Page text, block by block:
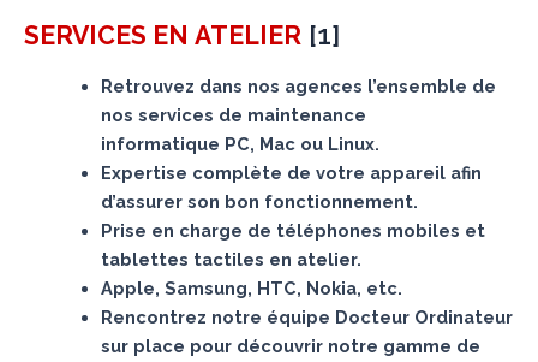
SERVICES EN ATELIER [1]
Retrouvez dans nos agences l’ensemble de
nos services de maintenance
informatique PC, Mac ou Linux.
Expertise complète de votre appareil afin
d’assurer son bon fonctionnement.
Prise en charge de téléphones mobiles et
tablettes tactiles en atelier.
Apple, Samsung, HTC, Nokia, etc.
Rencontrez notre équipe Docteur Ordinateur
sur place pour découvrir notre gamme de